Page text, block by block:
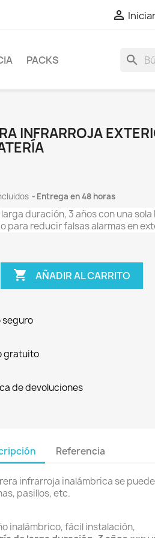

PACKS search
INFRARROJA
Entrega en 48 horas
duración, 3 años con una
para reducir falsas alarmas en
 AÑADIR AL CARRITO
seguro
gratuito
de devoluciones
Referencia
infrarroja inalámbrica se
pasillos, etc.
inalámbrico, fácil instalación,